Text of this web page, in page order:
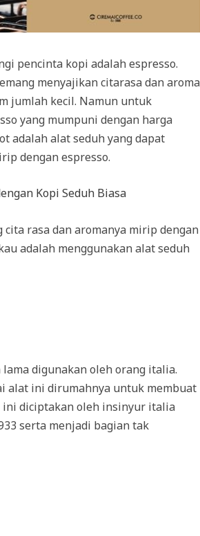
pencinta kopi adalah espresso.
menyajikan citarasa dan aroma
jumlah kecil. Namun untuk
yang mumpuni dengan harga
adalah alat seduh yang dapat
dengan espresso.
Kopi Seduh Biasa
rasa dan aromanya mirip dengan
adalah menggunakan alat seduh
digunakan oleh orang italia.
alat ini dirumahnya untuk membuat
ini diciptakan oleh insinyur italia
serta menjadi bagian tak